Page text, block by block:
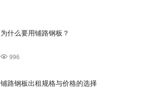
为什么要用铺路钢板？
996
铺路钢板出租规格与价格的选择